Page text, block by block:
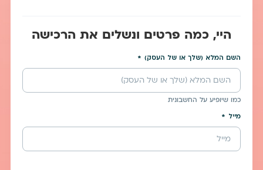
היי, כמה פרטים ונשלים את הרכישה
השם המלא (שלך או של העסק)
כמו שיופיע על החשבונית
מייל